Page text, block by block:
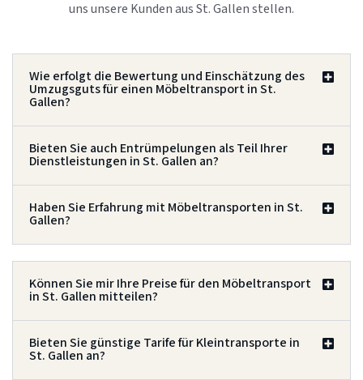
uns unsere Kunden aus St. Gallen stellen.
Wie erfolgt die Bewertung und Einschätzung des
Umzugsguts für einen Möbeltransport in St.
Gallen?
Bieten Sie auch Entrümpelungen als Teil Ihrer
Dienstleistungen in St. Gallen an?
Haben Sie Erfahrung mit Möbeltransporten in St.
Gallen?
Können Sie mir Ihre Preise für den Möbeltransport
in St. Gallen mitteilen?
Bieten Sie günstige Tarife für Kleintransporte in
St. Gallen an?